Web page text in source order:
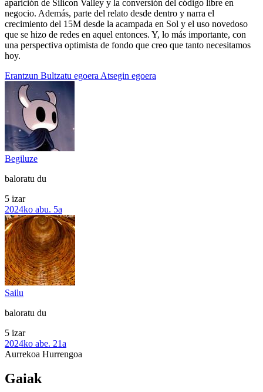
aparición de Silicon Valley y la conversión del código libre en
negocio. Además, parte del relato desde dentro y narra el
crecimiento del 15M desde la acampada en Sol y el uso novedoso
que se hizo de redes en aquel entonces. Y, lo más importante, con
una perspectiva optimista de fondo que creo que tanto necesitamos
hoy.
Erantzun Bultzatu egoera Atsegin egoera
Begiluze
baloratu du
5 izar
2024ko abu. 5a
Sailu
baloratu du
5 izar
2024ko abe. 21a
Aurrekoa Hurrengoa
Gaiak